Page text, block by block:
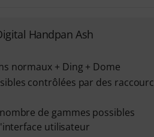
Handpan Ash
normaux + Ding + Dome
contrôlées par des
de gammes possibles
utilisateur